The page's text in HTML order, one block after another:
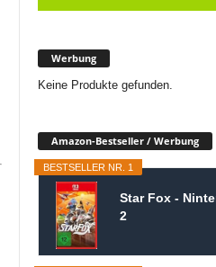
Werbung
Keine Produkte gefunden.
Amazon-Bestseller / Werbung
BESTSELLER NR. 1
Star Fox -
2